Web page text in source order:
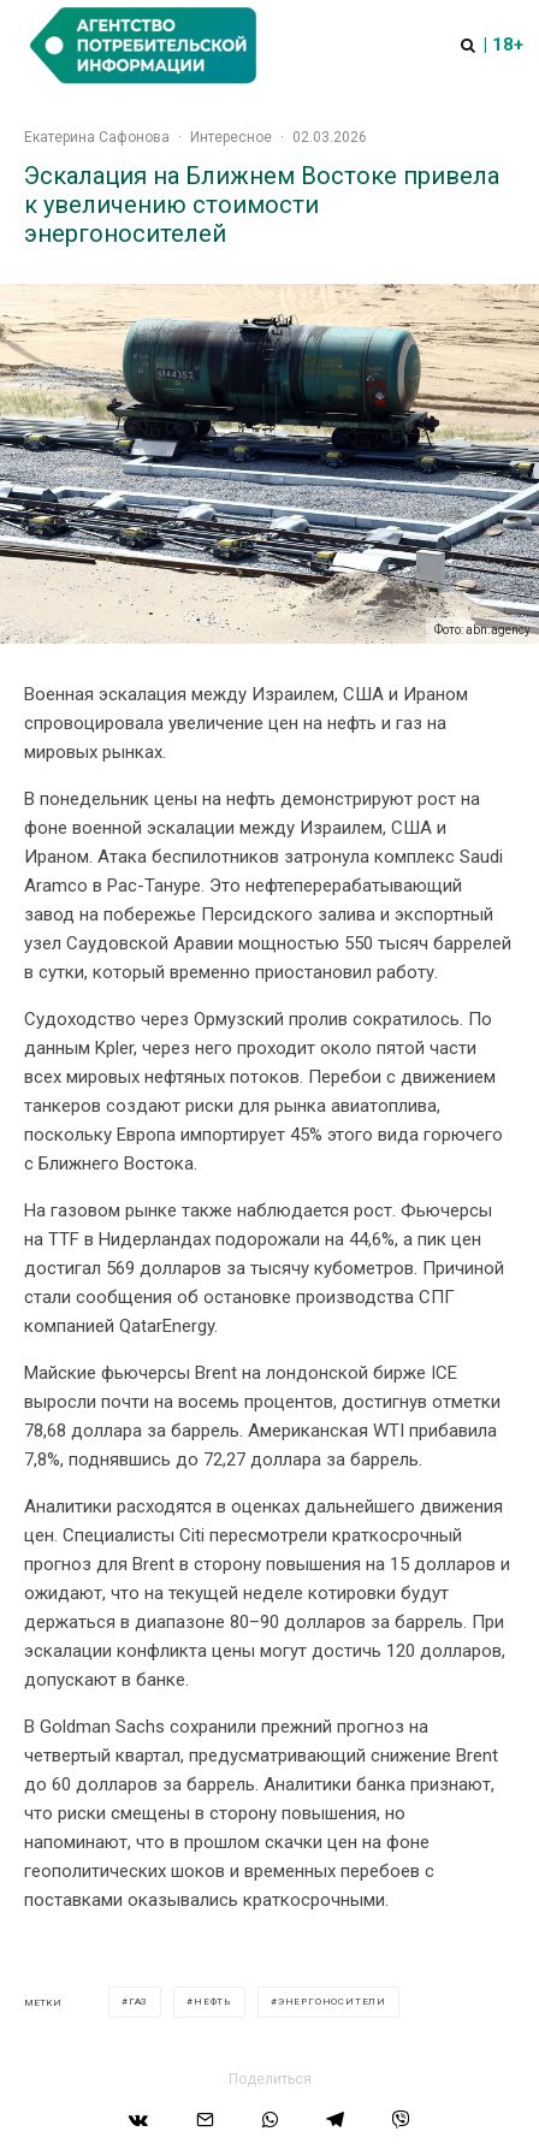
| 18+
Екатерина Сафонова · Интересное · 02.03.2026
Эскалация на Ближнем Востоке привела
к увеличению стоимости
энергоносителей
Фото: abn.agency
Военная эскалация между Израилем, США и Ираном
спровоцировала увеличение цен на нефть и газ на
мировых рынках.
В понедельник цены на нефть демонстрируют рост на
фоне военной эскалации между Израилем, США и
Ираном. Атака беспилотников затронула комплекс Saudi
Aramco в Рас-Тануре. Это нефтеперерабатывающий
завод на побережье Персидского залива и экспортный
узел Саудовской Аравии мощностью 550 тысяч баррелей
в сутки, который временно приостановил работу.
Судоходство через Ормузский пролив сократилось. По
данным Kpler, через него проходит около пятой части
всех мировых нефтяных потоков. Перебои с движением
танкеров создают риски для рынка авиатоплива,
поскольку Европа импортирует 45% этого вида горючего
с Ближнего Востока.
На газовом рынке также наблюдается рост. Фьючерсы
на TTF в Нидерландах подорожали на 44,6%, а пик цен
достигал 569 долларов за тысячу кубометров. Причиной
стали сообщения об остановке производства СПГ
компанией QatarEnergy.
Майские фьючерсы Brent на лондонской бирже ICE
выросли почти на восемь процентов, достигнув отметки
78,68 доллара за баррель. Американская WTI прибавила
7,8%, поднявшись до 72,27 доллара за баррель.
Аналитики расходятся в оценках дальнейшего движения
цен. Специалисты Citi пересмотрели краткосрочный
прогноз для Brent в сторону повышения на 15 долларов и
ожидают, что на текущей неделе котировки будут
держаться в диапазоне 80–90 долларов за баррель. При
эскалации конфликта цены могут достичь 120 долларов,
допускают в банке.
В Goldman Sachs сохранили прежний прогноз на
четвертый квартал, предусматривающий снижение Brent
до 60 долларов за баррель. Аналитики банка признают,
что риски смещены в сторону повышения, но
напоминают, что в прошлом скачки цен на фоне
геополитических шоков и временных перебоев с
поставками оказывались краткосрочными.
МЕТКИ ГАЗ НЕФТЬ ЭНЕРГОНОСИТЕЛИ
Поделиться